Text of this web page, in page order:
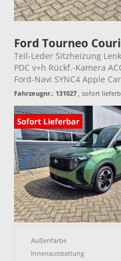
Ford Tourneo
Teil-Leder Sitzheizung
PDC v+h Rückf.-Kamera
Ford-Navi SYNC4 Apple
Fahrzeugnr.: 131027 , sofort
Außenfarbe
Innenausstattung